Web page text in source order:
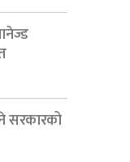
सरकारको